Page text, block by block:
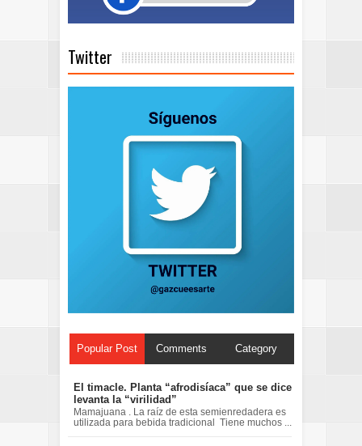
Twitter
Popular Post Comments Category
El timacle. Planta “afrodisíaca” que se dice
levanta la “virilidad”
Mamajuana . La raíz de esta semienredadera es
utilizada para bebida tradicional Tiene muchos ...